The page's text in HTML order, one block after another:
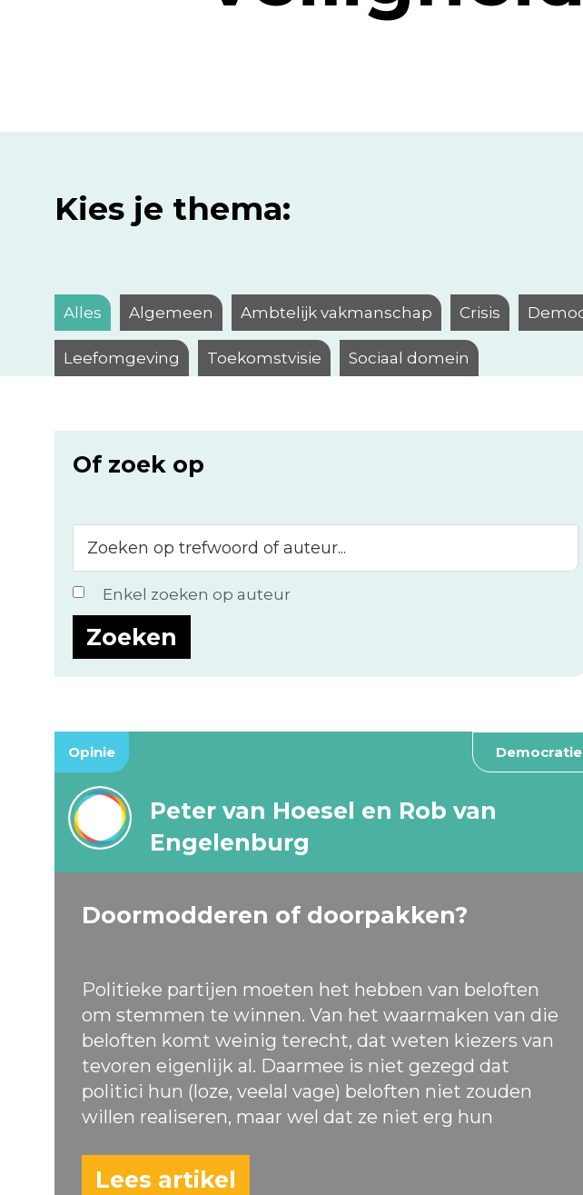
Kies je thema:
Alles Algemeen Ambtelijk vakmanschap Crisis
Leefomgeving Toekomstvisie Sociaal domein
Of zoek op
op
trefwoord
of
auteur...
Enkel zoeken op auteur
Opinie Democratie
Peter van Hoesel en Rob van
Engelenburg
Doormodderen of doorpakken?
Politieke partijen moeten het hebben van beloften
om stemmen te winnen. Van het waarmaken van die
beloften komt weinig terecht, dat weten kiezers van
tevoren eigenlijk al. Daarmee is niet gezegd dat
politici hun (loze, veelal vage) beloften niet zouden
willen realiseren, maar wel dat ze niet erg hun
Lees artikel